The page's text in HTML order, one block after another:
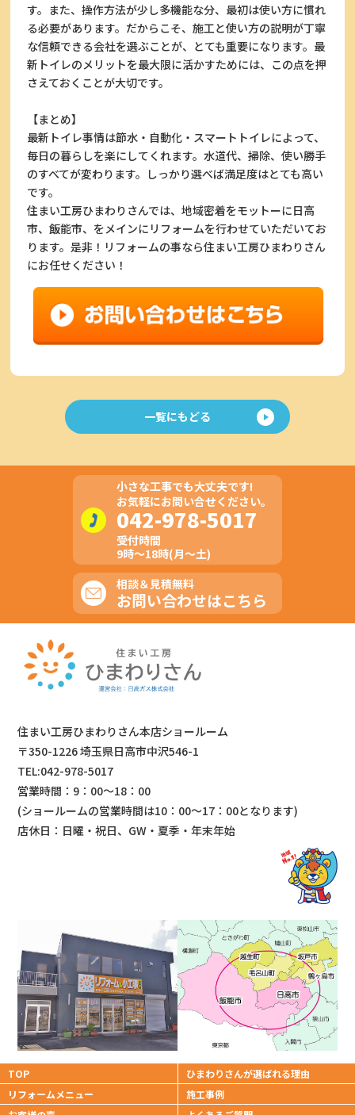
す。また、操作方法が少し多機能な分、最初は使い方に慣れ
る必要があります。だからこそ、施工と使い方の説明が丁寧
な信頼できる会社を選ぶことが、とても重要になります。最
新トイレのメリットを最大限に活かすためには、この点を押
さえておくことが大切です。
【まとめ】
最新トイレ事情は節水・自動化・スマートトイレによって、
毎日の暮らしを楽にしてくれます。水道代、掃除、使い勝手
のすべてが変わります。しっかり選べば満足度はとても高い
です。
住まい工房ひまわりさんでは、地域密着をモットーに日高
市、飯能市、をメインにリフォームを行わせていただいてお
ります。是非！リフォームの事なら住まい工房ひまわりさん
にお任せください！
一覧にもどる
小さな工事でも大丈夫です!
お気軽にお問い合せください。
042-978-5017
受付時間
9時～18時(月～土)
相談＆見積無料
お問い合わせはこちら
住まい工房ひまわりさん本店ショールーム
〒350-1226 埼玉県日高市中沢546-1
TEL:042-978-5017
営業時間：9：00～18：00
(ショールームの営業時間は10：00～17：00となります)
店休日：日曜・祝日、GW・夏季・年末年始
TOP ひまわりさんが選ばれる理由
リフォームメニュー
施工事例